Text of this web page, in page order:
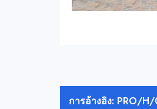
การอ้างอิง: PRO/